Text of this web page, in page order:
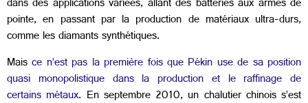
dans des applications variées, allant des batteries aux armes de
pointe, en passant par la production de matériaux ultra-durs,
comme les diamants synthétiques.
Maisce n’est pas la première fois que Pékin use de sa position
quasi monopolistique dans la production et le raffinage de
certains métaux. En septembre 2010, un chalutier chinois s’est